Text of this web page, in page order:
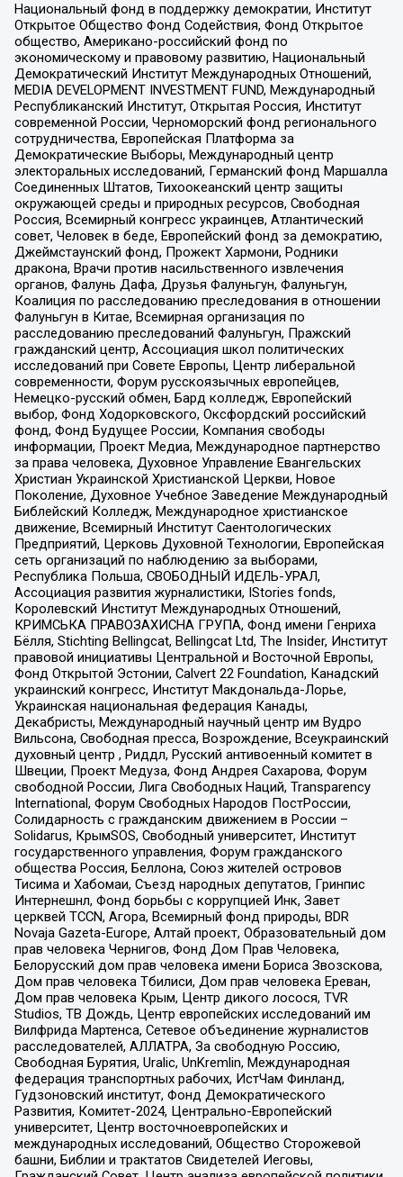
Национальный фонд в поддержку демократии, Институт
Открытое Общество Фонд Содействия, Фонд Открытое
общество, Американо-российский фонд по
экономическому и правовому развитию, Национальный
Демократический Институт Международных Отношений,
MEDIA DEVELOPMENT INVESTMENT FUND, Международный
Республиканский Институт, Открытая Россия, Институт
современной России, Черноморский фонд регионального
сотрудничества, Европейская Платформа за
Демократические Выборы, Международный центр
электоральных исследований, Германский фонд Маршалла
Соединенных Штатов, Тихоокеанский центр защиты
окружающей среды и природных ресурсов, Свободная
Россия, Всемирный конгресс украинцев, Атлантический
совет, Человек в беде, Европейский фонд за демократию,
Джеймстаунский фонд, Прожект Хармони, Родники
дракона, Врачи против насильственного извлечения
органов, Фалунь Дафа, Друзья Фалуньгун, Фалуньгун,
Коалиция по расследованию преследования в отношении
Фалуньгун в Китае, Всемирная организация по
расследованию преследований Фалуньгун, Пражский
гражданский центр, Ассоциация школ политических
исследований при Совете Европы, Центр либеральной
современности, Форум русскоязычных европейцев,
Немецко-русский обмен, Бард колледж, Европейский
выбор, Фонд Ходорковского, Оксфордский российский
фонд, Фонд Будущее России, Компания свободы
информации, Проект Медиа, Международное партнерство
за права человека, Духовное Управление Евангельских
Христиан Украинской Христианской Церкви, Новое
Поколение, Духовное Учебное Заведение Международный
Библейский Колледж, Международное христианское
движение, Всемирный Институт Саентологических
Предприятий, Церковь Духовной Технологии, Европейская
сеть организаций по наблюдению за выборами,
Республика Польша, СВОБОДНЫЙ ИДЕЛЬ-УРАЛ,
Ассоциация развития журналистики, IStories fonds,
Королевский Институт Международных Отношений,
КРИМСЬКА ПРАВОЗАХИСНА ГРУПА, Фонд имени Генриха
Бёлля, Stichting Bellingcat, Bellingcat Ltd, The Insider, Институт
правовой инициативы Центральной и Восточной Европы,
Фонд Открытой Эстонии, Calvert 22 Foundation, Канадский
украинский конгресс, Институт Макдональда-Лорье,
Украинская национальная федерация Канады,
Декабристы, Международный научный центр им Вудро
Вильсона, Свободная пресса, Возрождение, Всеукраинский
духовный центр , Риддл, Русский антивоенный комитет в
Швеции, Проект Медуза, Фонд Андрея Сахарова, Форум
свободной России, Лига Свободных Наций, Transparеncy
International, Форум Свободных Народов ПостРоссии,
Солидарность с гражданским движением в России –
Solidarus, КрымSOS, Свободный университет, Институт
государственного управления, Форум гражданского
общества Россия, Беллона, Союз жителей островов
Тисима и Хабомаи, Съезд народных депутатов, Гринпис
Интернешнл, Фонд борьбы с коррупцией Инк, Завет
церквей TCCN, Агора, Всемирный фонд природы, BDR
Novaja Gazeta-Europe, Алтай проект, Образовательный дом
прав человека Чернигов, Фонд Дом Прав Человека,
Белорусский дом прав человека имени Бориса Звозскова,
Дом прав человека Тбилиси, Дом прав человека Ереван,
Дом прав человека Крым, Центр дикого лосося, TVR
Studios, ТВ Дождь, Центр европейских исследований им
Вилфрида Мартенса, Сетевое объединение журналистов
расследователей, АЛЛАТРА, За свободную Россию,
Свободная Бурятия, Uralic, UnKremlin, Международная
федерация транспортных рабочих, ИстЧам Финланд,
Гудзоновский институт, Фонд Демократического
Развития, Комитет-2024, Центрально-Европейский
университет, Центр восточноевропейских и
международных исследований, Общество Сторожевой
башни, Библии и трактатов Свидетелей Иеговы,